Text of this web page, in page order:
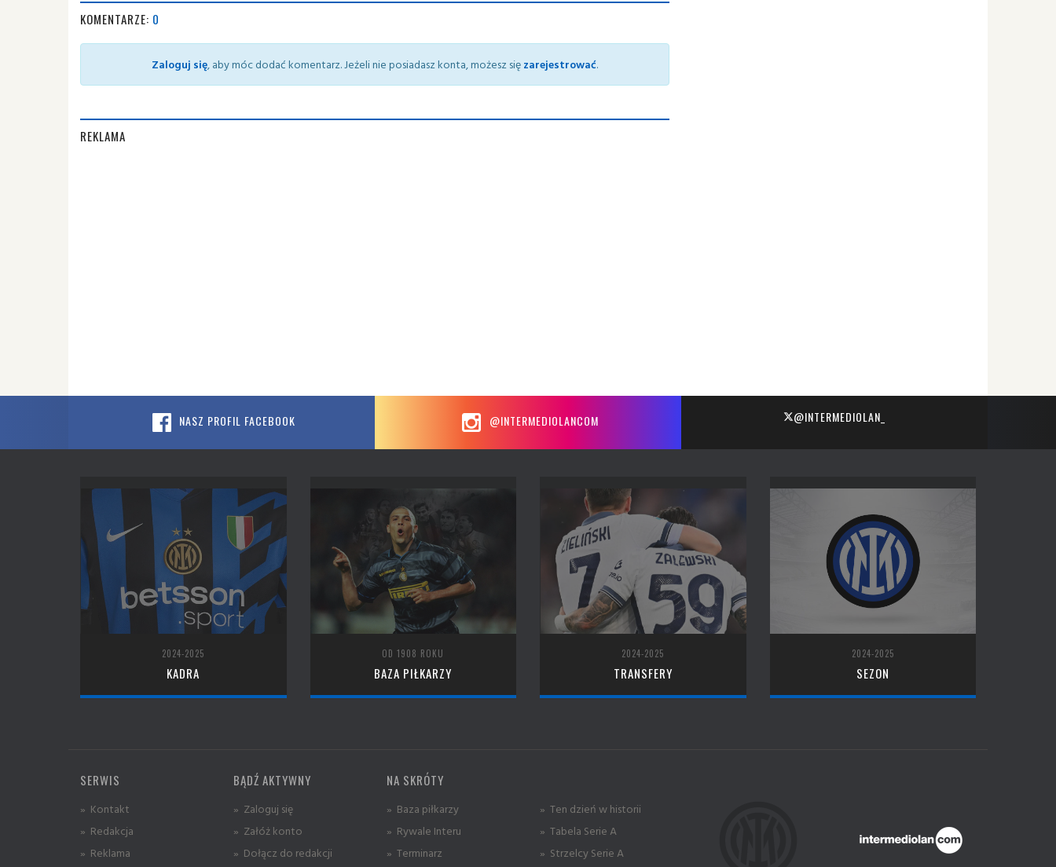
KOMENTARZE: 0
Zaloguj się, aby móc dodać komentarz. Jeżeli nie posiadasz konta, możesz sięzarejestrować.
REKLAMA
NASZ PROFIL FACEBOOK @INTERMEDIOLANCOM @INTERMEDIOLAN_
2024-2025
KADRA
OD 1908 ROKU
BAZA PIŁKARZY
2024-2025
TRANSFERY
2024-2025
SEZON
SERWIS
» Kontakt
» Redakcja
» Reklama
BĄDŹ AKTYWNY
» Zaloguj się
» Załóż konto
» Dołącz do redakcji
NA SKRÓTY
» Baza piłkarzy
» Rywale Interu
» Terminarz
» Ten dzień w historii
» Tabela Serie A
» Strzelcy Serie A